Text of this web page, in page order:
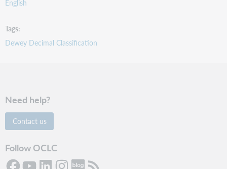
English
Tags
Dewey Decimal Classification
Need help?
Contact us
Follow OCLC